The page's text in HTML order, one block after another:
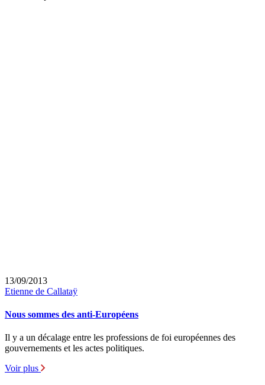
13/09/2013
Etienne de Callataÿ
Nous sommes des anti-Européens
Il y a un décalage entre les professions de foi européennes des
gouvernements et les actes politiques.
Voir plus